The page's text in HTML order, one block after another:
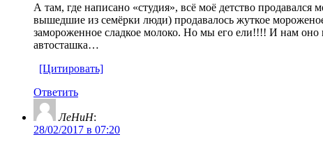
А там, где написано «студия», всё моё детство
вышедшие из семёрки люди) продавалось жуткое
замороженное сладкое молоко. Но мы его ели!!!! И нам оно
автосташка…
[Цитировать]
Ответить
ЛеНиН:
28/02/2017 в 07:20